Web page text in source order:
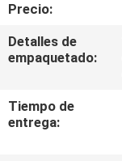
CALIDAD
ÉNTRENOS
EN
CONTACTO
Precio:
Detalles de
empaquetado:
Tiempo de
entrega: